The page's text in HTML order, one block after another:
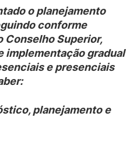
o planejamento
conforme
Conselho Superior,
implementação gradual
e presenciais
planejamento e